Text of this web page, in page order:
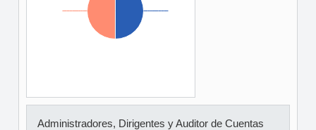
Administradores, Dirigentes y Auditor de Cuentas